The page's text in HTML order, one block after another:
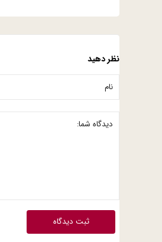
نظر دهید
ثبت دیدگاه